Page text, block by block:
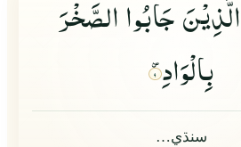
جَابُوا الصَّخْرَ
بِالْوَادِ ۹
سنڌي…